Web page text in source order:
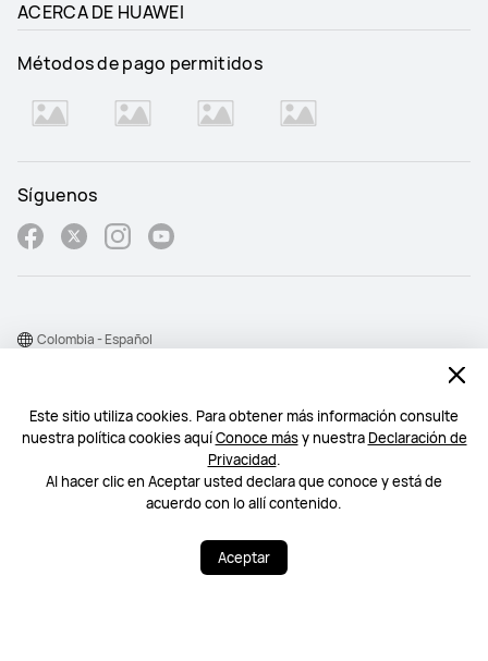
Este sitio utiliza cookies. Para obtener más información consulte
nuestra política cookies aquíConoce másy nuestraDeclaración de
Privacidad.
Al hacer clic en Aceptar usted declara que conoce y está de
acuerdo con lo allí contenido.
Aceptar
ACERCA DE HUAWEI
Métodos de pago permitidos
Síguenos
©2026 Huawei Device Co., Ltd. Todos los derechos reservados.
Condiciones de uso
Colombia - Español